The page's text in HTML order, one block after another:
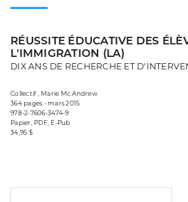
RÉUSSITE ÉDUCATIVE DES
L'IMMIGRATION (LA)
DIX ANS DE RECHERCHE ET
Collectif , Marie Mc Andrew
364 pages • mars 2015
978-2-7606-3474-9
Papier, PDF, E-Pub
34,95 $